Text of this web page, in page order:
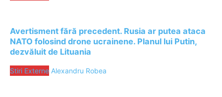
Avertisment fără precedent. Rusia ar putea ataca
NATO folosind drone ucrainene. Planul lui Putin,
dezvăluit de Lituania
Stiri Externe Alexandru Robea